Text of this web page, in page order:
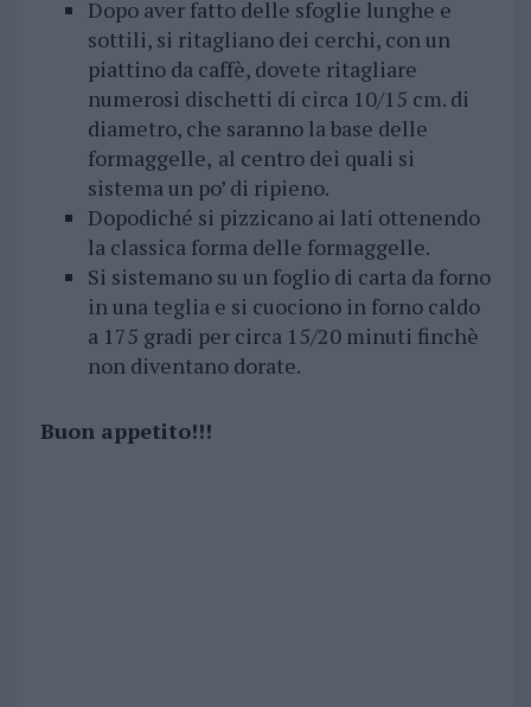
Dopo aver fatto delle sfoglie lunghe e
sottili, si ritagliano dei cerchi, con un
piattino da caffè, dovete ritagliare
numerosi dischetti di circa 10/15 cm. di
diametro, che saranno la base delle
formaggelle, al centro dei quali si
sistema un po’ di ripieno.
Dopodiché si pizzicano ai lati ottenendo
la classica forma delle formaggelle.
Si sistemano su un foglio di carta da forno
in una teglia e si cuociono in forno caldo
a 175 gradi per circa 15/20 minuti finchè
non diventano dorate.
Buon appetito!!!